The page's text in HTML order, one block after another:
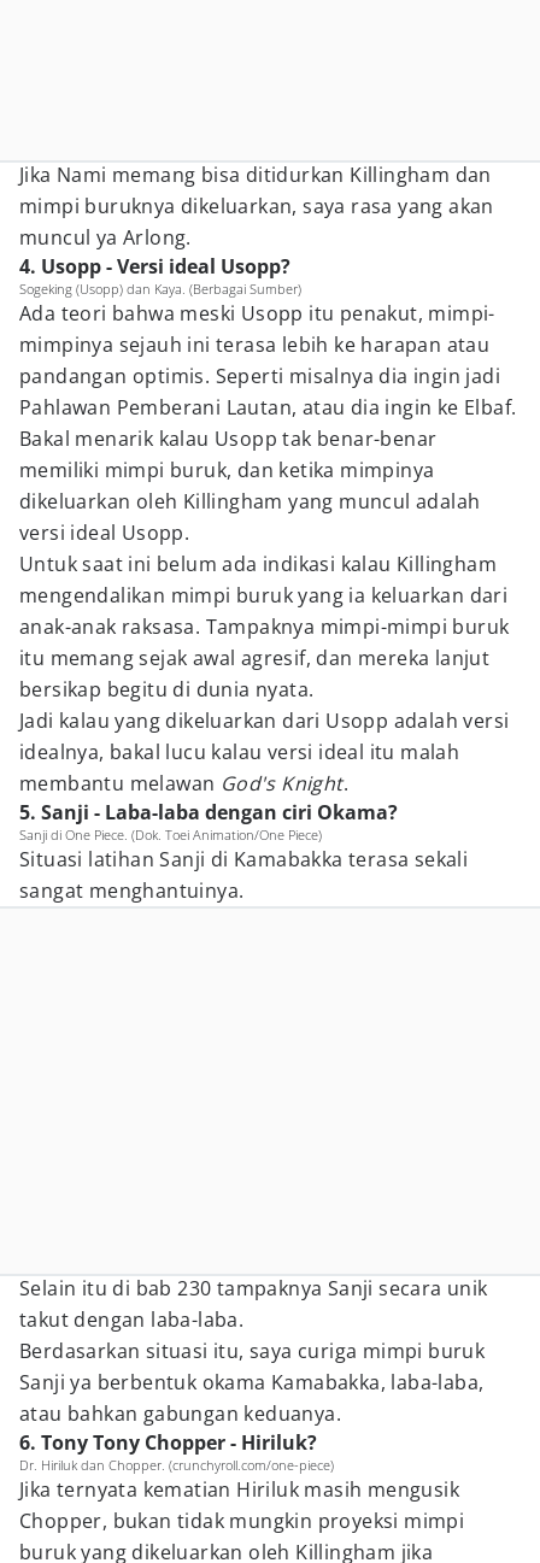
Jika Nami memang bisa ditidurkan Killingham dan
mimpi buruknya dikeluarkan, saya rasa yang akan
muncul ya Arlong.
4. Usopp - Versi ideal Usopp?
Sogeking (Usopp) dan Kaya. (Berbagai Sumber)
Ada teori bahwa meski Usopp itu penakut, mimpi-
mimpinya sejauh ini terasa lebih ke harapan atau
pandangan optimis. Seperti misalnya dia ingin jadi
Pahlawan Pemberani Lautan, atau dia ingin ke Elbaf.
Bakal menarik kalau Usopp tak benar-benar
memiliki mimpi buruk, dan ketika mimpinya
dikeluarkan oleh Killingham yang muncul adalah
versi ideal Usopp.
Untuk saat ini belum ada indikasi kalau Killingham
mengendalikan mimpi buruk yang ia keluarkan dari
anak-anak raksasa. Tampaknya mimpi-mimpi buruk
itu memang sejak awal agresif, dan mereka lanjut
bersikap begitu di dunia nyata.
Jadi kalau yang dikeluarkan dari Usopp adalah versi
idealnya, bakal lucu kalau versi ideal itu malah
membantu melawan God's Knight.
5. Sanji - Laba-laba dengan ciri Okama?
Sanji di One Piece. (Dok. Toei Animation/One Piece)
Situasi latihan Sanji di Kamabakka terasa sekali
sangat menghantuinya.
Selain itu di bab 230 tampaknya Sanji secara unik
takut dengan laba-laba.
Berdasarkan situasi itu, saya curiga mimpi buruk
Sanji ya berbentuk okama Kamabakka, laba-laba,
atau bahkan gabungan keduanya.
6. Tony Tony Chopper - Hiriluk?
Dr. Hiriluk dan Chopper. (crunchyroll.com/one-piece)
Jika ternyata kematian Hiriluk masih mengusik
Chopper, bukan tidak mungkin proyeksi mimpi
buruk yang dikeluarkan oleh Killingham jika